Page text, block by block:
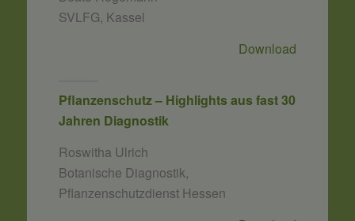
SVLFG, Kassel
Download
Pflanzenschutz – Highlights aus fast 30
Jahren Diagnostik
Roswitha Ulrich
Botanische Diagnostik,
Pflanzenschutzdienst Hessen